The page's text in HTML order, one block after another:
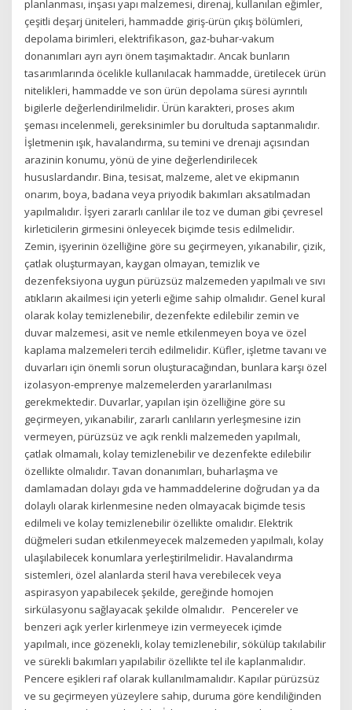
planlanması, inşası yapı malzemesi, direnaj, kullanılan eğimler,
çeşitli deşarj üniteleri, hammadde giriş-ürün çıkış bölümleri,
depolama birimleri, elektrifikason, gaz-buhar-vakum
donanımları ayrı ayrı önem taşımaktadır. Ancak bunların
tasarımlarında öcelikle kullanılacak hammadde, üretilecek ürün
nitelikleri, hammadde ve son ürün depolama süresi ayrıntılı
bigilerle değerlendirilmelidir. Ürün karakteri, proses akım
şeması incelenmeli, gereksinimler bu dorultuda saptanmalıdır.
İşletmenin ışık, havalandırma, su temini ve drenajı açısından
arazinin konumu, yönü de yine değerlendirilecek
hususlardandır. Bina, tesisat, malzeme, alet ve ekipmanın
onarım, boya, badana veya priyodik bakımları aksatılmadan
yapılmalıdır. İşyeri zararlı canlılar ile toz ve duman gibi çevresel
kirleticilerin girmesini önleyecek biçimde tesis edilmelidir.
Zemin, işyerinin özelliğine göre su geçirmeyen, yıkanabilir, çizik,
çatlak oluşturmayan, kaygan olmayan, temizlik ve
dezenfeksiyona uygun pürüzsüz malzemeden yapılmalı ve sıvı
atıkların akailmesi için yeterli eğime sahip olmalıdır. Genel kural
olarak kolay temizlenebilir, dezenfekte edilebilir zemin ve
duvar malzemesi, asit ve nemle etkilenmeyen boya ve özel
kaplama malzemeleri tercih edilmelidir. Küfler, işletme tavanı ve
duvarları için önemli sorun oluşturacağından, bunlara karşı özel
izolasyon-emprenye malzemelerden yararlanılması
gerekmektedir. Duvarlar, yapılan işin özelliğine göre su
geçirmeyen, yıkanabilir, zararlı canlıların yerleşmesine izin
vermeyen, pürüzsüz ve açık renkli malzemeden yapılmalı,
çatlak olmamalı, kolay temizlenebilir ve dezenfekte edilebilir
özellikte olmalıdır. Tavan donanımları, buharlaşma ve
damlamadan dolayı gıda ve hammaddelerine doğrudan ya da
dolaylı olarak kirlenmesine neden olmayacak biçimde tesis
edilmeli ve kolay temizlenebilir özellikte omalıdır. Elektrik
düğmeleri sudan etkilenmeyecek malzemeden yapılmalı, kolay
ulaşılabilecek konumlara yerleştirilmelidir. Havalandırma
sistemleri, özel alanlarda steril hava verebilecek veya
aspirasyon yapabilecek şekilde, gereğinde homojen
sirkülasyonu sağlayacak şekilde olmalıdır. Pencereler ve
benzeri açık yerler kirlenmeye izin vermeyecek içimde
yapılmalı, ince gözenekli, kolay temizlenebilir, sökülüp takılabilir
ve sürekli bakımları yapılabilir özellikte tel ile kaplanmalıdır.
Pencere eşikleri raf olarak kullanılmamalıdır. Kapılar pürüzsüz
ve su geçirmeyen yüzeylere sahip, duruma göre kendiliğinden